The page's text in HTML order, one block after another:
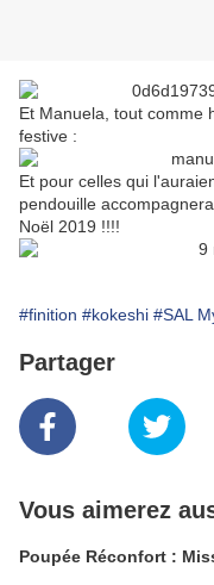
Et Manuela, tout comme
festive :
Et pour celles qui
pendouille
Noël 2019 !!!!
#finition #kokeshi #SAL
Partager
Vous aimerez
Poupée Réconfort :